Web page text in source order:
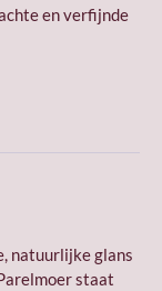
en verfijnde
natuurlijke glans
staat